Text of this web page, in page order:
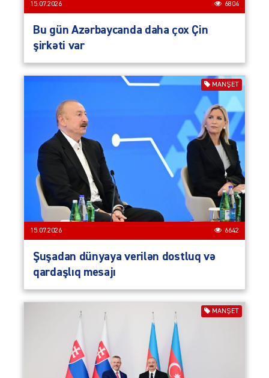
15.07.2026 6804
Bu gün Azərbaycanda daha çox Çin
şirkəti var
MANŞET
15.07.2026 6642
Şuşadan dünyaya verilən dostluq və
qardaşlıq mesajı
MANŞET